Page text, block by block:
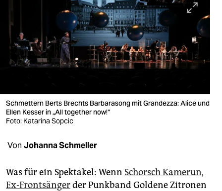
nord
wahrheit
verlag
veranstaltungen
unterstützen
Schmettern Berts Brechts Barbarasong mit Grandezza: Alice und
Ellen Kesser in „All together now!“
Foto: Katarina Sopcic
Von Johanna Schmeller
Was für ein Spektakel: Wenn Schorsch Kamerun,
Ex-Frontsängerder Punkband Goldene Zitronen